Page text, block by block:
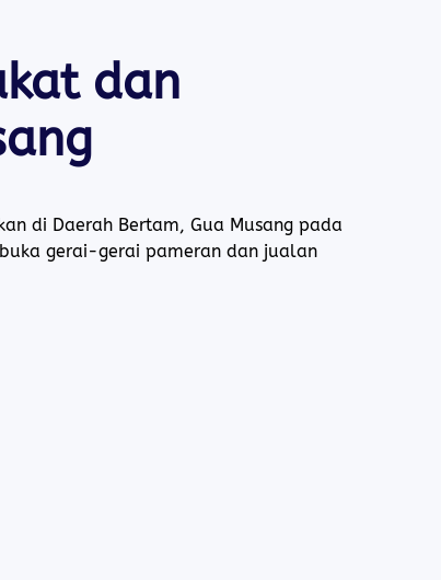
dan
di Daerah Bertam, Gua Musang pada
gerai-gerai pameran dan jualan